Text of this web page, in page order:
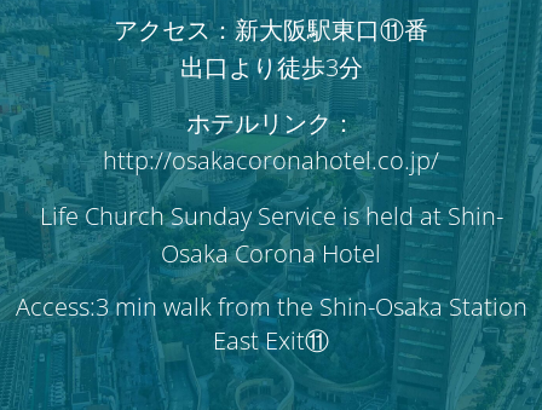
アクセス：新大阪駅東口⑪番
出口より徒歩3分
ホテルリンク：
http://osakacoronahotel.co.jp/
Life Church Sunday Service is held at Shin-
Osaka Corona Hotel
Access:3 min walk from the Shin-Osaka Station
East Exit⑪